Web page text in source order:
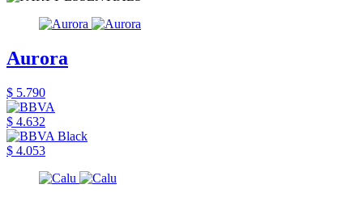
Aurora
$ 5.790
$ 4.632
$ 4.053